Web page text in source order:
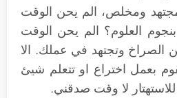
ومخلص، الم يحن الوقت
العلوم؟ الم يحن الوقت
الصراخ وتجتهد في عملك. الا
بعمل اختراع او تتعلم شيئ
لا وقت صدقني.